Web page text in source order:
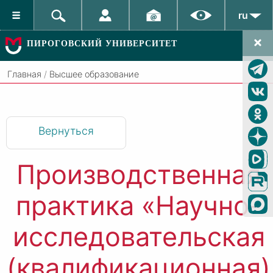
ru
ПИРОГОВСКИЙ УНИВЕРСИТЕТ
Главная / Высшее образование
Вернуться
Производственная
практика «Научно-
исследовательская